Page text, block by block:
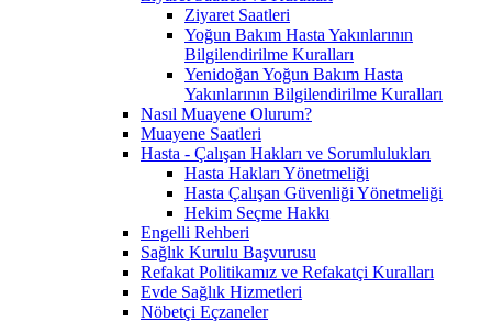
Ziyaret Saatleri
Yoğun Bakım Hasta Yakınlarının
Bilgilendirilme Kuralları
Yenidoğan Yoğun Bakım Hasta
Yakınlarının Bilgilendirilme Kuralları
Nasıl Muayene Olurum?
Muayene Saatleri
Hasta - Çalışan Hakları ve Sorumlulukları
Hasta Hakları Yönetmeliği
Hasta Çalışan Güvenliği Yönetmeliği
Hekim Seçme Hakkı
Engelli Rehberi
Sağlık Kurulu Başvurusu
Refakat Politikamız ve Refakatçi Kuralları
Evde Sağlık Hizmetleri
Nöbetçi Eçzaneler